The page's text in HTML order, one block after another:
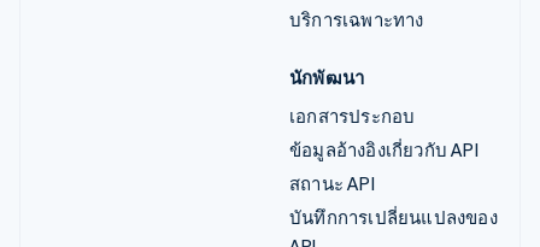
บริการเฉพาะทาง
นักพัฒนา
เอกสารประกอบ
ข้อมูลอ้างอิงเกี่ยวกับ API
สถานะ API
บันทึกการเปลี่ยนแปลงของ